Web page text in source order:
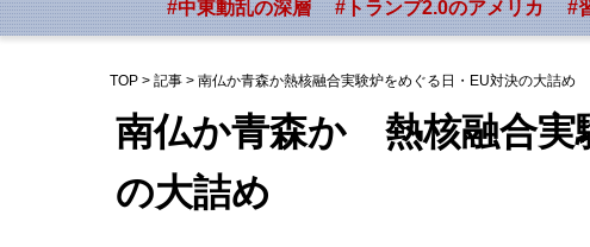
#中東動乱の深層 #トランプ2.0のアメリカ #
TOP > 記事 > 南仏か青森か熱核融合実験炉をめぐる日・EU対決の大詰め
南仏か青森か 熱核融合実
の大詰め